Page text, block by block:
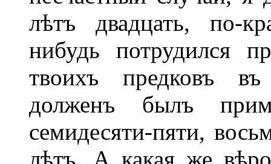
лѣтъ двадцать, по-
нибудь потрудился
твоихъ предковъ
долженъ былъ
семидесяти-пяти,